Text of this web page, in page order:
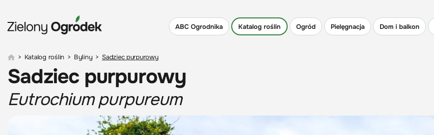
ABC Ogrodnika Katalog roślin Ogród Pielęgnacja Dom i balkon
> Katalog roślin > Byliny > Sadziec purpurowy
Sadziec purpurowy
Eutrochium purpureum